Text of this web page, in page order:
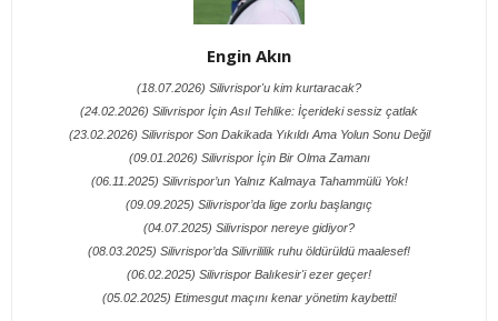
Engin Akın
(18.07.2026) Silivrispor'u kim kurtaracak?
(24.02.2026) Silivrispor İçin Asıl Tehlike: İçerideki sessiz çatlak
(23.02.2026) Silivrispor Son Dakikada Yıkıldı Ama Yolun Sonu Değil
(09.01.2026) Silivrispor İçin Bir Olma Zamanı
(06.11.2025) Silivrispor’un Yalnız Kalmaya Tahammülü Yok!
(09.09.2025) Silivrispor’da lige zorlu başlangıç
(04.07.2025) Silivrispor nereye gidiyor?
(08.03.2025) Silivrispor’da Silivrililik ruhu öldürüldü maalesef!
(06.02.2025) Silivrispor Balıkesir'i ezer geçer!
(05.02.2025) Etimesgut maçını kenar yönetim kaybetti!